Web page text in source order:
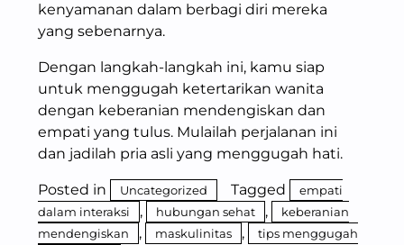
kenyamanan dalam berbagi diri mereka
yang sebenarnya.
Dengan langkah-langkah ini, kamu siap
untuk menggugah ketertarikan wanita
dengan keberanian mendengiskan dan
empati yang tulus. Mulailah perjalanan ini
dan jadilah pria asli yang menggugah hati.
Posted in Uncategorized Tagged
empati
dalam interaksi
, hubungan sehat ,
keberanian
mendengiskan
, maskulinitas ,
tips menggugah